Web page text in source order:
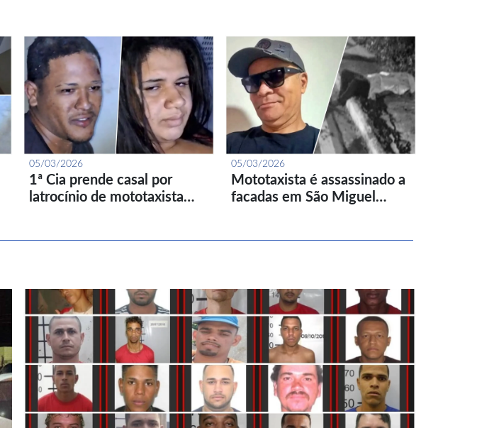
05/03/2026
1ª Cia prende casal por
latrocínio de mototaxista…
05/03/2026
Mototaxista é assassinado a
facadas em São Miguel…